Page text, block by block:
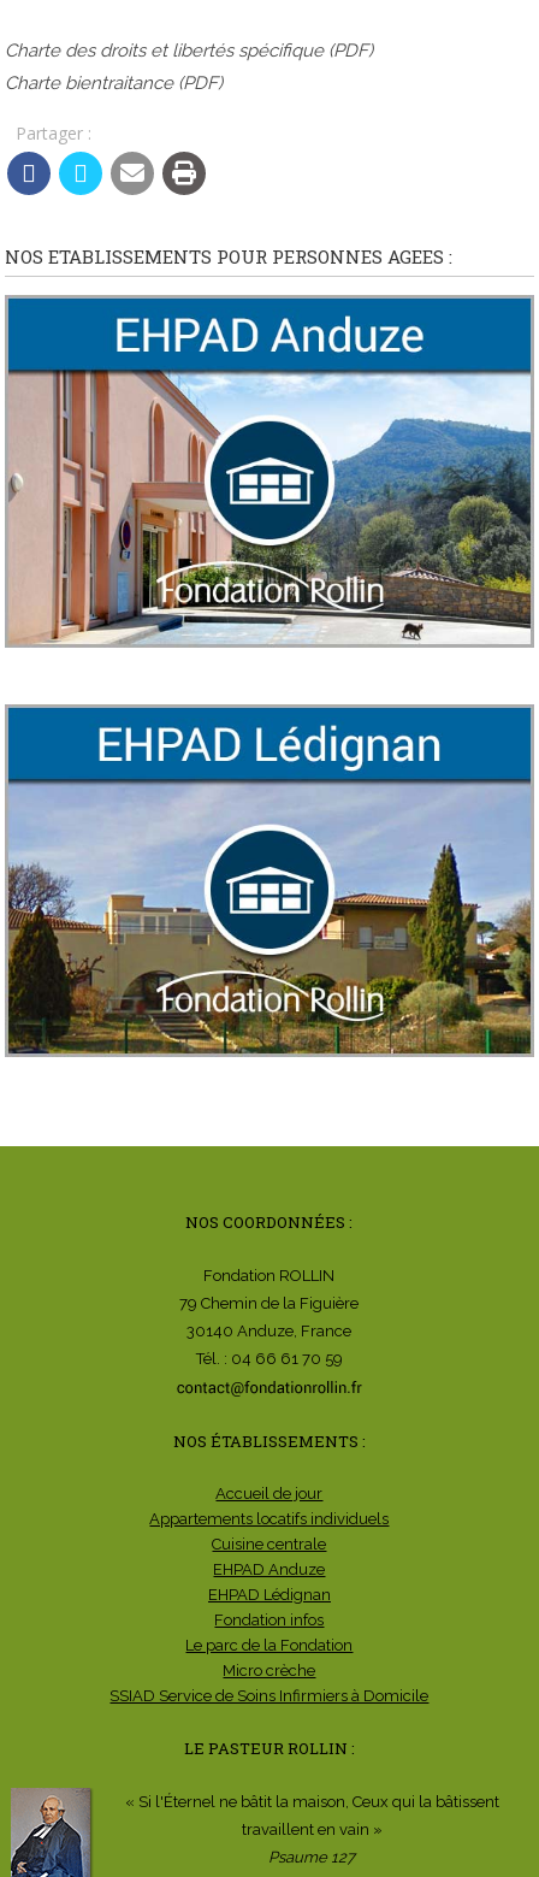
Charte des droits et libertés spécifique (PDF)
Charte bientraitance (PDF)
Partager :
NOS ETABLISSEMENTS POUR PERSONNES AGEES :
NOS COORDONNÉES :
Fondation ROLLIN
79 Chemin de la Figuière
30140 Anduze, France
Tél. : 04 66 61 70 59
NOS ÉTABLISSEMENTS :
Accueil de jour
Appartements locatifs individuels
Cuisine centrale
EHPAD Anduze
EHPAD Lédignan
Fondation infos
Le parc de la Fondation
Micro crèche
SSIAD Service de Soins Infirmiers à Domicile
LE PASTEUR ROLLIN :
« Si l'Éternel ne bâtit la maison, Ceux qui la bâtissent
travaillent en vain »
Psaume 127